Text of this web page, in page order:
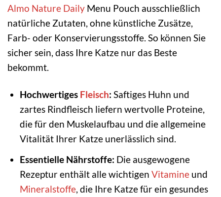
Almo Nature Daily Menu Pouch ausschließlich
natürliche Zutaten, ohne künstliche Zusätze,
Farb- oder Konservierungsstoffe. So können Sie
sicher sein, dass Ihre Katze nur das Beste
bekommt.
Hochwertiges Fleisch: Saftiges Huhn und
zartes Rindfleisch liefern wertvolle Proteine,
die für den Muskelaufbau und die allgemeine
Vitalität Ihrer Katze unerlässlich sind.
Essentielle Nährstoffe: Die ausgewogene
Rezeptur enthält alle wichtigen Vitamineund
Mineralstoffe, die Ihre Katze für ein gesundes